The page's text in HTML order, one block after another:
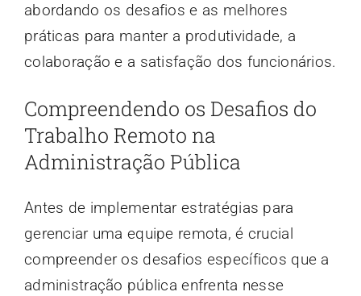
abordando os desafios e as melhores
práticas para manter a produtividade, a
colaboração e a satisfação dos funcionários.
Compreendendo os Desafios do
Trabalho Remoto na
Administração Pública
Antes de implementar estratégias para
gerenciar uma equipe remota, é crucial
compreender os desafios específicos que a
administração pública enfrenta nesse